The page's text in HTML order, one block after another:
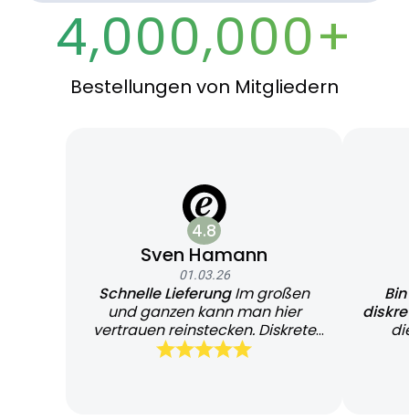
4,000,000+
Bestellungen von Mitgliedern
4.8
Sven Hamann
01.03.26
Schnelle LieferungIm großen
und ganzen kann man hier
vertrauen reinstecken. Diskrete
und schnelle Lieferung